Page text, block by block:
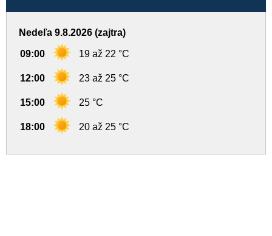
Nedeľa 9.8.2026 (zajtra)
09:00 19 až 22 °C
12:00 23 až 25 °C
15:00 25 °C
18:00 20 až 25 °C